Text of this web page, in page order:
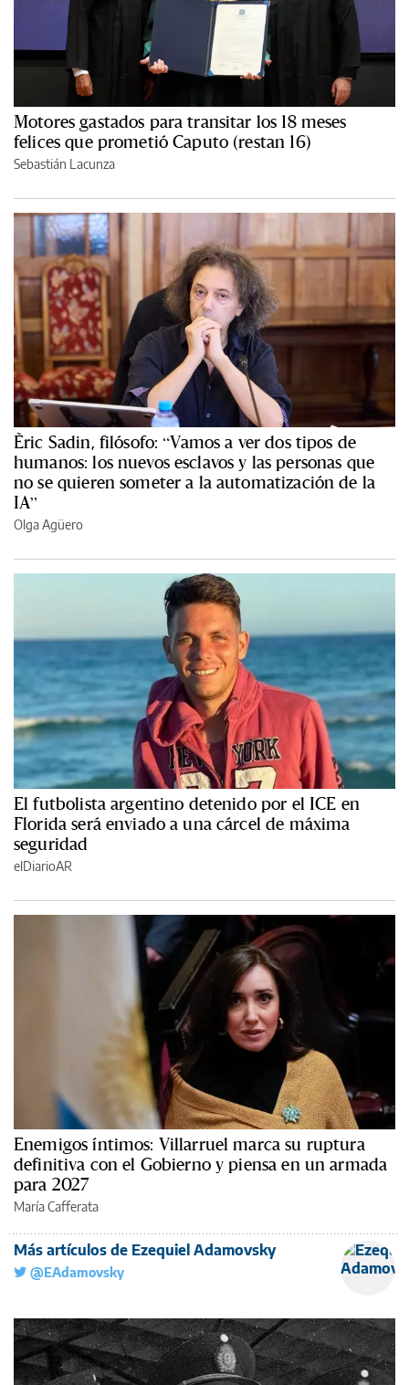
Motores gastados para transitar los 18 meses
felices que prometió Caputo (restan 16)
Sebastián Lacunza
Èric Sadin, filósofo: “Vamos a ver dos tipos de
humanos: los nuevos esclavos y las personas que
no se quieren someter a la automatización de la
IA”
Olga Agüero
El futbolista argentino detenido por el ICE en
Florida será enviado a una cárcel de máxima
seguridad
elDiarioAR
Enemigos íntimos: Villarruel marca su ruptura
definitiva con el Gobierno y piensa en un armada
para 2027
María Cafferata
Más artículos de Ezequiel Adamovsky
@EAdamovsky